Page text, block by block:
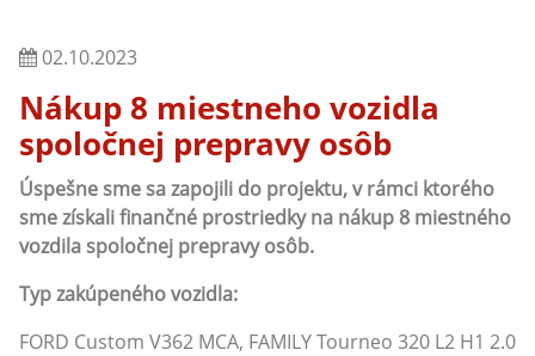
02.10.2023
Nákup 8 miestneho vozidla
spoločnej prepravy osôb
Úspešne sme sa zapojili do projektu, v rámci ktorého
sme získali finančné prostriedky na nákup 8 miestného
vozdila spoločnej prepravy osôb.
Typ zakúpeného vozidla:
FORD Custom V362 MCA, FAMILY Tourneo 320 L2 H1 2.0